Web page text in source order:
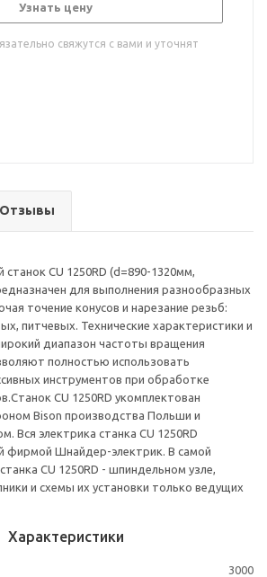
Узнать цену
свяжутся с вами и уточнят
Отзывы
CU 1250RD (d=890-1320мм,
для выполнения разнообразных
точение конусов и нарезание резьб:
питчевых. Технические характеристики и
диапазон частоты вращения
полностью использовать
инструментов при обработке
CU 1250RD укомплектован
Bison производства Польши и
Вся электрика станка CU 1250RD
фирмой Шнайдер-электрик. В самой
CU 1250RD - шпиндельном узле,
и схемы их установки только ведущих
Характеристики
3000